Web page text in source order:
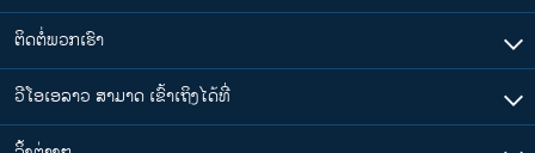
ຕິດຕໍ່ພວກເຮົາ
ວີໂອເອລາວ ສາມາດ ເຂົ້າເຖິງໄດ້ທີ່